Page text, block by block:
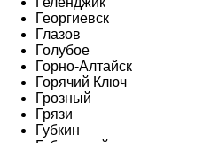
Георгиевск
Глазов
Голубое
Горно-Алтайск
Горячий Ключ
Грозный
Грязи
Губкин